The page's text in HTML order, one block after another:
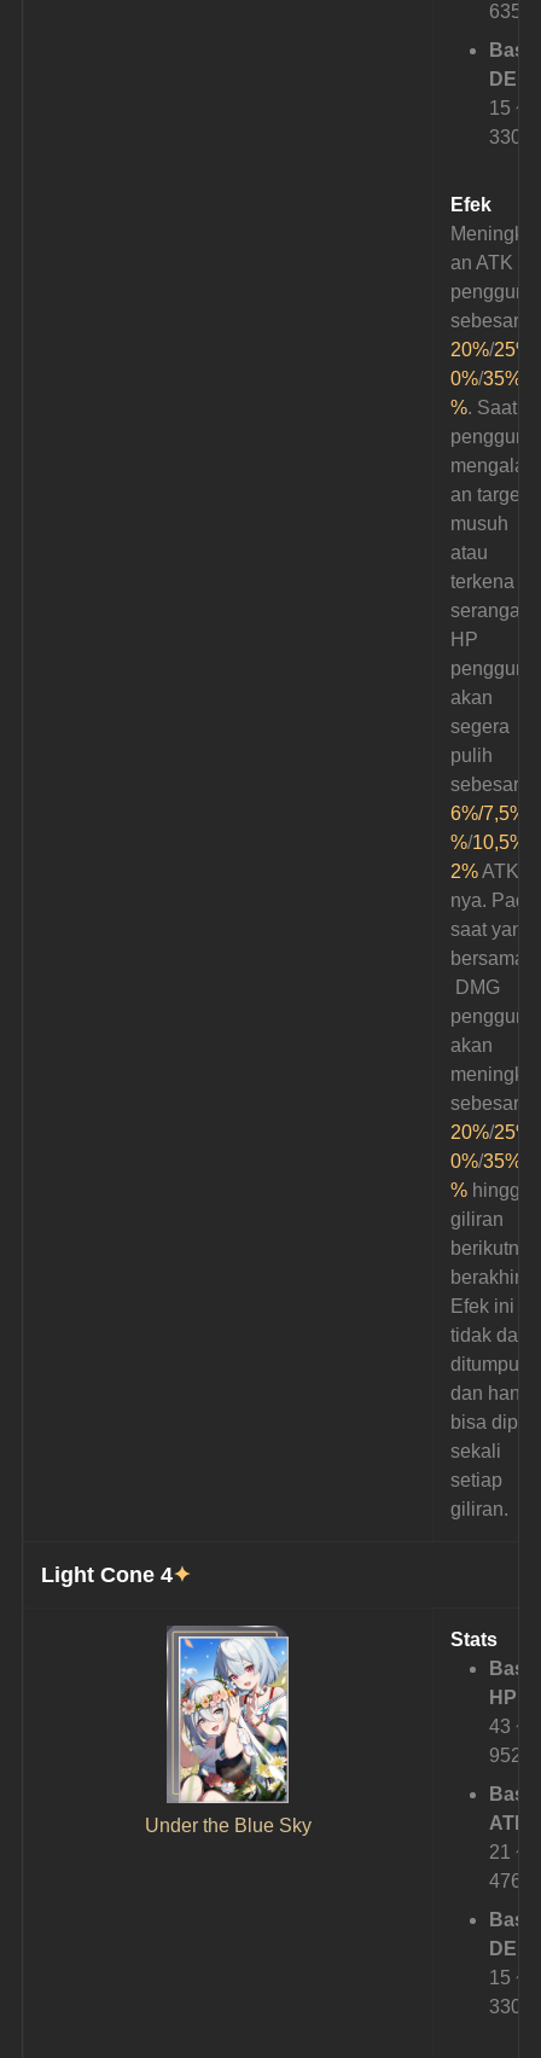
635
Base
DEF:
15 ~
330
Efek
an ATK
sebesar
20%/25%
0%/35%
%. Saat
an target
musuh
atau
terkena
serangan,
HP
akan
segera
pulih
sebesar
6%/7,5%
%/10,5%
2% ATK-
nya.
saat yang
DMG
akan
sebesar
20%/25%
0%/35%
% hingga
giliran
berakhir.
Efek ini
tidak
ditumpuk
dan
bisa
sekali
setiap
giliran.
Light Cone 4✦
Under the Blue Sky
Stats
Base
HP:
43 ~
952
Base
ATK:
21 ~
476
Base
DEF:
15 ~
330